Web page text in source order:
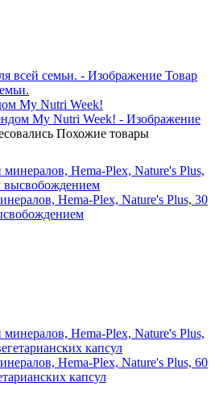
Товар
My Nutri Week!
Похожие товары
Hema-Plex, Nature's Plus, 30
Hema-Plex, Nature's Plus, 60
капсул